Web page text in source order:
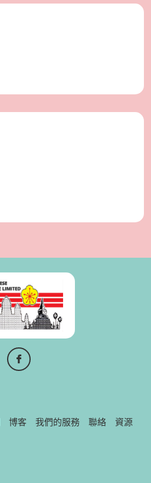
博客 我們的服務 聯絡
資源